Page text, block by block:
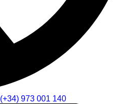
(+34) 973 001 140